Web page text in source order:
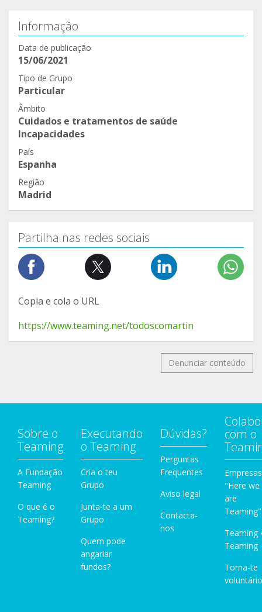
Informação
Data de publicação
15/06/2021
Tipo de Grupo
Particular
Âmbito
Cuidados e tratamentos de saúde
Incapacidades
País
Espanha
Região
Madrid
Partilha nas redes sociais
Copia e cola o URL
https://www.teaming.net/todoscomartin
Denunciar conteúdo
Sobre o
Teaming
A Fundação
Teaming
O que é o
Teaming?
Executando
o Teaming
Cria o teu
Grupo
Junta-te a um
Grupo
Quem pode
angariar
fundos?
Dúvidas?
Perguntas
Frequentes
Aviso legal
Contacta-
nos
com o
Empresas
"Here we
are
Teaming"
Teaming
Teaming
Torna-te